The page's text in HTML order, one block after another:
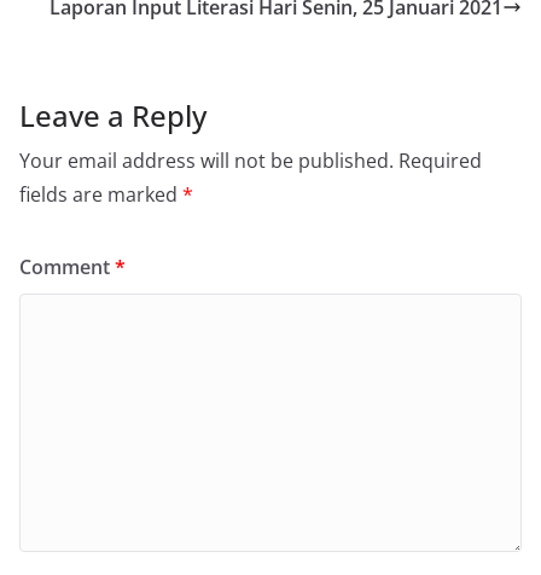
Laporan Input Literasi Hari Senin, 25 Januari 2021
Leave a Reply
Your email address will not be published. Required
fields are marked *
Comment*